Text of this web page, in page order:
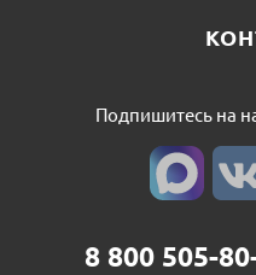
Подпишитесь на
8 800 505-